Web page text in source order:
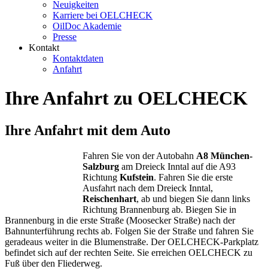
Neuigkeiten
Karriere bei OELCHECK
OilDoc Akademie
Presse
Kontakt
Kontaktdaten
Anfahrt
Ihre Anfahrt zu OELCHECK
Ihre Anfahrt mit dem Auto
Fahren Sie von der Autobahn A8 München-
Salzburg am Dreieck Inntal auf die A93
Richtung Kufstein. Fahren Sie die erste
Ausfahrt nach dem Dreieck Inntal,
Reischenhart, ab und biegen Sie dann links
Richtung Brannenburg ab. Biegen Sie in
Brannenburg in die erste Straße (Moosecker Straße) nach der
Bahnunterführung rechts ab. Folgen Sie der Straße und fahren Sie
geradeaus weiter in die Blumenstraße. Der OELCHECK-Parkplatz
befindet sich auf der rechten Seite. Sie erreichen OELCHECK zu
Fuß über den Fliederweg.